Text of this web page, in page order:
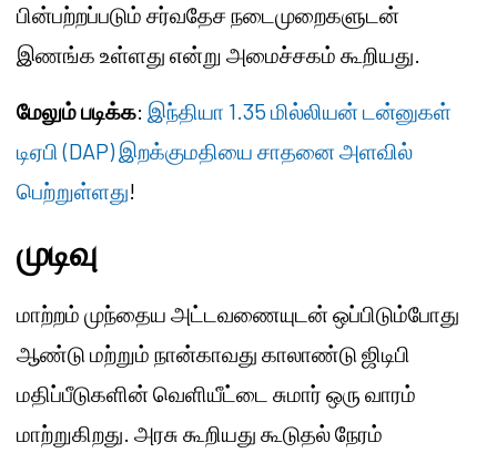
பின்பற்றப்படும் சர்வதேச நடைமுறைகளுடன்
இணங்க உள்ளது என்று அமைச்சகம் கூறியது.
மேலும் படிக்க: இந்தியா 1.35 மில்லியன் டன்னுகள்
டிஏபி (DAP) இறக்குமதியை சாதனை அளவில்
பெற்றுள்ளது!
முடிவு
மாற்றம் முந்தைய அட்டவணையுடன் ஒப்பிடும்போது
ஆண்டு மற்றும் நான்காவது காலாண்டு ஜிடிபி
மதிப்பீடுகளின் வெளியீட்டை சுமார் ஒரு வாரம்
மாற்றுகிறது. அரசு கூறியது கூடுதல் நேரம்